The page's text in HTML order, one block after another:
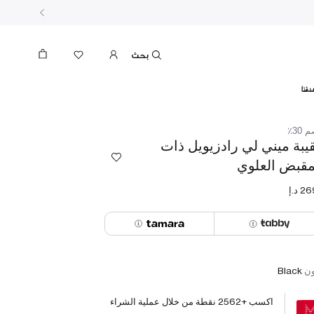
30٪
ميني لي رادزيويل ذات
العلوي
Black
اكسب +2562 نقطة من خلال عملية الشراء